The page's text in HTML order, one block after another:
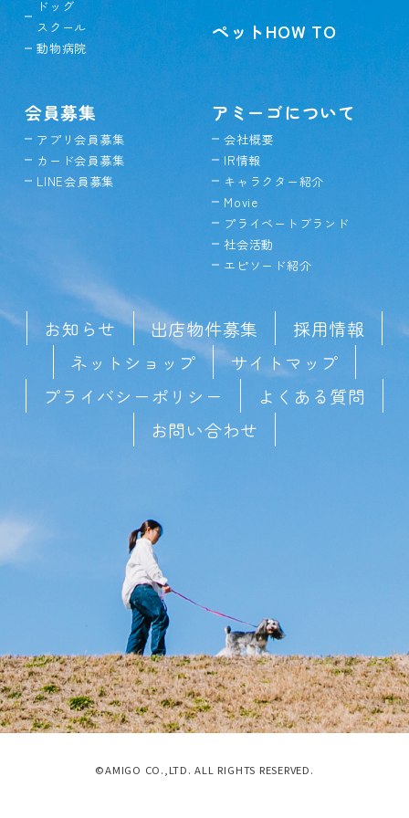
ドッグ
スクール
動物病院
ペットHOW TO
会員募集
アプリ会員募集
カード会員募集
LINE会員募集
アミーゴについて
会社概要
IR情報
キャラクター紹介
Movie
プライベートブランド
社会活動
エピソード紹介
お知らせ 出店物件募集
採用情報
ネットショップ
サイトマップ
プライバシーポリシー
よくある質問
お問い合わせ
©AMIGO CO.,LTD. ALL RIGHTS RESERVED.